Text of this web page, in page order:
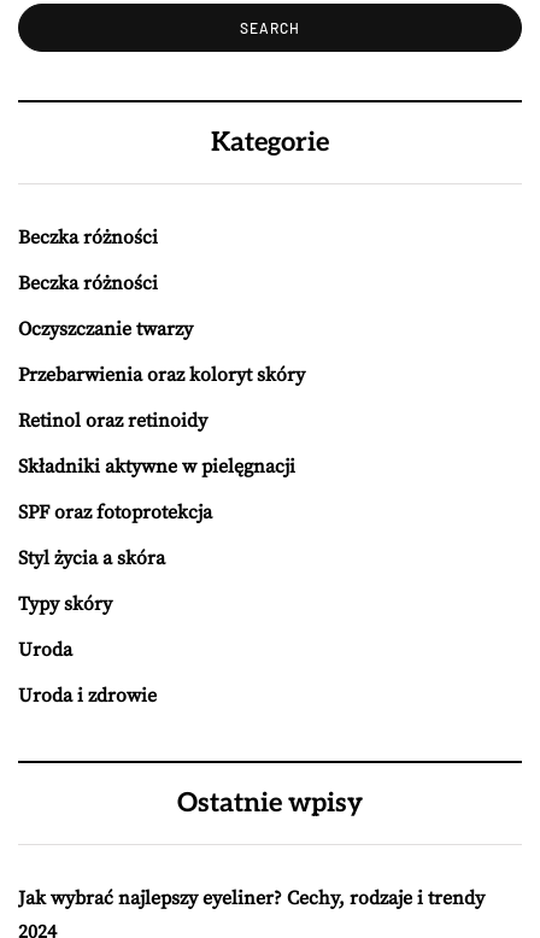
Kategorie
Beczka różności
Beczka różności
Oczyszczanie twarzy
Przebarwienia oraz koloryt skóry
Retinol oraz retinoidy
Składniki aktywne w pielęgnacji
SPF oraz fotoprotekcja
Styl życia a skóra
Typy skóry
Uroda
Uroda i zdrowie
Ostatnie wpisy
Jak wybrać najlepszy eyeliner? Cechy, rodzaje i trendy
2024